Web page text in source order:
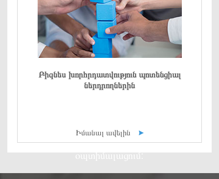
խորհրդատվություն,
փաստաթղթաշրջանառության
օպտիմալացում:
Բիզնես խորհրդատվություն պոտենցիալ
ներդրողներին
Իմանալ ավելին